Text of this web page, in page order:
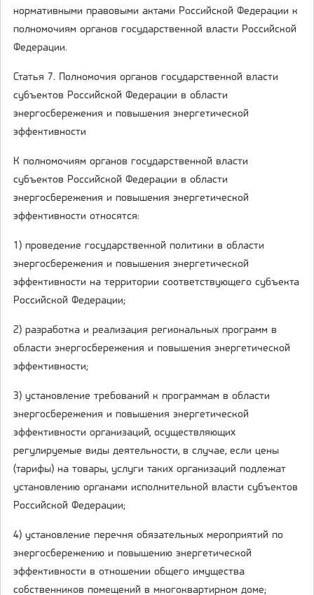
нормативными правовыми актами Российской Федерации к
полномочиям органов государственной власти Российской
Федерации.
Статья 7. Полномочия органов государственной власти
субъектов Российской Федерации в области
энергосбережения и повышения энергетической
эффективности
К полномочиям органов государственной власти
субъектов Российской Федерации в области
энергосбережения и повышения энергетической
эффективности относятся:
1) проведение государственной политики в области
энергосбережения и повышения энергетической
эффективности на территории соответствующего субъекта
Российской Федерации;
2) разработка и реализация региональных программ в
области энергосбережения и повышения энергетической
эффективности;
3) установление требований к программам в области
энергосбережения и повышения энергетической
эффективности организаций, осуществляющих
регулируемые виды деятельности, в случае, если цены
(тарифы) на товары, услуги таких организаций подлежат
установлению органами исполнительной власти субъектов
Российской Федерации;
4) установление перечня обязательных мероприятий по
энергосбережению и повышению энергетической
эффективности в отношении общего имущества
собственников помещений в многоквартирном доме;